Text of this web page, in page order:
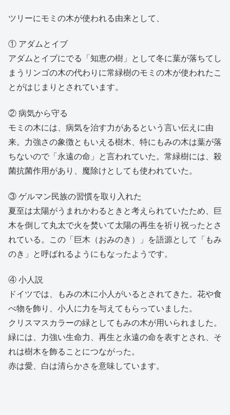
ツリーにモミの木が使われる由来として、
① アダムとイブ
アダムとイブにでる「知恵の樹」として冬に葉が落ちてし
まうリンゴの木の代わりに常緑樹のモミの木が使われたこ
とがはじまりとされています。
② 病気から守る
モミの木には、病気を治す力があるという言い伝えに由
来。力強さの象徴ともいえる樹木、特にもみの木は葉が落
ちないので「永遠の命」と言われていた。常緑樹には、殺
菌抗菌作用があり、魔除けとしても使われていた。
③ ゲルマン民族の習慣を取り入れた
夏至は太陽がうまれかわるときと考えられていたため、巨
木を倒して丸太で火を焚いて太陽の再生を祈り祝ったとさ
れている。この「巨木（おみのき）」を語源として「もみ
のき」と呼ばれるようにもなったようです。
④ 小人説
ドイツでは、もみの木に小人がいるとされてきた。花や食
べ物を飾り、小人に力を与えてもらっていました。
クリスマスカラーの緑としてもみの木が用いられました。
緑には、力強い生命力、再生と永遠の命を表すとされ、そ
れは樹木を飾ることにつながった。
赤は愛、白は清らかさを意味しています。